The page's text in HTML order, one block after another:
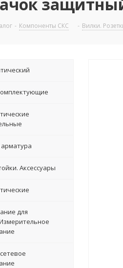
- Компоненты СКС - Вилки.
Аксесcуары
для